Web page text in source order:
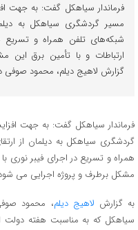
فرماندار سیاهکل گفت: به جهت
مسیر گردشگری سیاهکل به
شبکه‌های تلفن همراه و تسریع
ارتباطات و با تأمین برق
گزارش لاهیج دیلم، محمود صوفی
فرماندار سیاهکل گفت: به جهت
گردشگری سیاهکل به دیلمان از
همراه و تسریع در اجرای فیبر نوری
مشکل برطرف و پروژه اجرایی می
به گزارش لاهیج دیلم، محمود
سیاهکل که به مناسبت هفته دولت